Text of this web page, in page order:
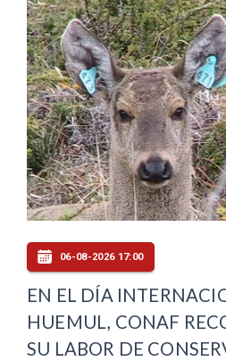
06-08-2026 17:00
EN EL DÍA
HUEMUL, CONAF
SU LABOR DE